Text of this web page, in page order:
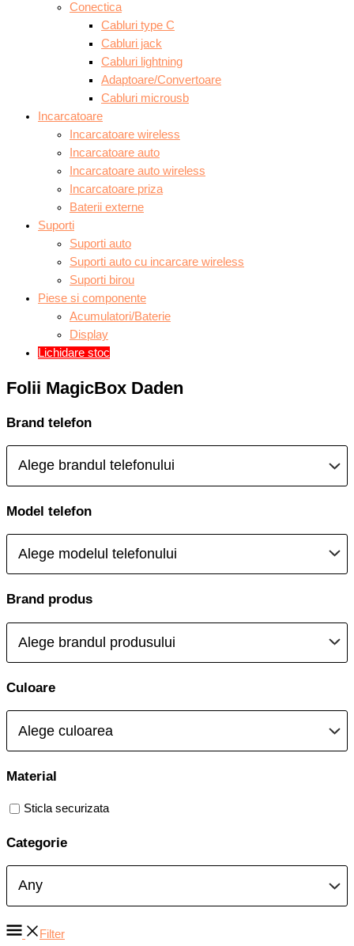
Conectica
Cabluri type C
Cabluri jack
Cabluri lightning
Adaptoare/Convertoare
Cabluri microusb
Incarcatoare
Incarcatoare wireless
Incarcatoare auto
Incarcatoare auto wireless
Incarcatoare priza
Baterii externe
Suporti
Suporti auto
Suporti auto cu incarcare wireless
Suporti birou
Piese si componente
Acumulatori/Baterie
Display
Lichidare stoc
Folii MagicBox Daden
Brand telefon
Model telefon
Brand produs
Culoare
Material
Sticla securizata
Categorie
Filter